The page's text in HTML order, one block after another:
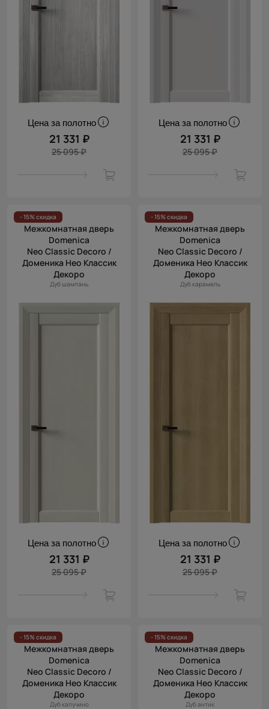
Цена за полотно
21 331 ₽
25 095 ₽
Цена за полотно
21 331 ₽
25 095 ₽
- 15% скидка
Межкомнатная дверь
Domenica
Neo Classic Decoro /
Доменика Нео Классик
Декоро
Дуб шампань
Цена за полотно
21 331 ₽
25 095 ₽
- 15% скидка
Межкомнатная дверь
Domenica
Neo Classic Decoro /
Доменика Нео Классик
Декоро
Дуб карамель
Цена за полотно
21 331 ₽
25 095 ₽
- 15% скидка
Межкомнатная дверь
Domenica
Neo Classic Decoro /
Доменика Нео Классик
Декоро
Дуб капучино
- 15% скидка
Межкомнатная дверь
Domenica
Neo Classic Decoro /
Доменика Нео Классик
Декоро
Дуб антик